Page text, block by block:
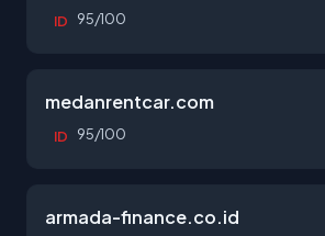
ID 95/100
medanrentcar.com
ID 95/100
armada-finance.co.id